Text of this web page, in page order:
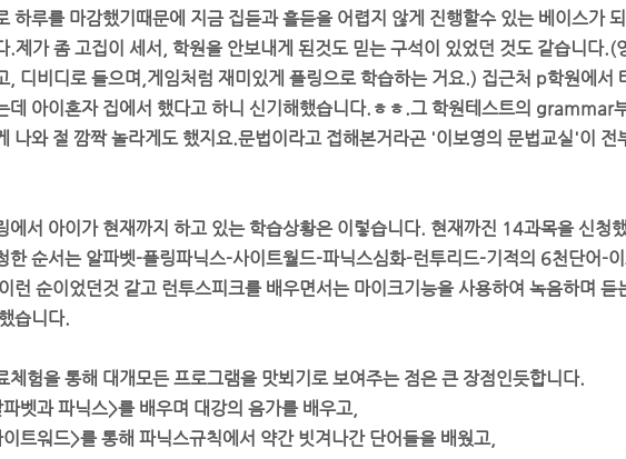
하루를 마감했기때문에 지금 집듣과 흘듣을 어렵지 않게 진행할수 있는 베이스가
.제가 좀 고집이 세서, 학원을 안보내게 된것도 믿는 구석이 있었던 것도 같습니다.(
, 디비디로 들으며,게임처럼 재미있게 플링으로 학습하는 거요.) 집근처 p학원에서
데 아이혼자 집에서 했다고 하니 신기해했습니다.ㅎㅎ.그 학원테스트의 grammar
나와 절 깜짝 놀라게도 했지요.문법이라고 접해본거라곤 '이보영의 문법교실'이 전
에서 아이가 현재까지 하고 있는 학습상황은 이렇습니다. 현재까진 14과목을 신청
한 순서는 알파벳-플링파닉스-사이트월드-파닉스심화-런투리드-기적의 6천단어-
런 순이었던것 같고 런투스피크를 배우면서는 마이크기능을 사용하여 녹음하며 듣
습니다.
체험을 통해 대개모든 프로그램을 맛뵈기로 보여주는 점은 큰 장점인듯합니다.
파벳과 파닉스>를 배우며 대강의 음가를 배우고,
이트워드>를 통해 파닉스규칙에서 약간 빗겨나간 단어들을 배웠고,